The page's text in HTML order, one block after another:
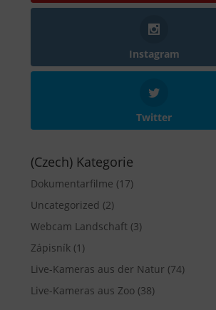
Instagram
Twitter
(Czech) Kategorie
Dokumentarfilme (17)
Uncategorized (2)
Webcam Landschaft (3)
Zápisník (1)
Live-Kameras aus der Natur (74)
Live-Kameras aus Zoo (38)